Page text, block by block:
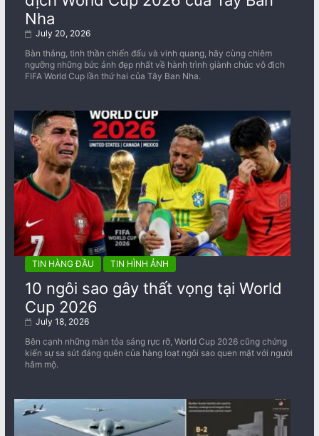
Nha
July 20, 2026
Bàn thắng, tinh thần chiến đấu và vinh quang, hãy cùng chiêm
ngưỡng những bức ảnh đẹp nhất về ​​hành trình giành chức vô địch
FIFA World Cup lần thứ hai của Tây Ban Nha.
TIN HÀNG ĐẦU TIN HÌNH ẢNH
10 ngôi sao gây thất vọng tại World
Cup 2026
July 18, 2026
Bên cạnh những màn tỏa sáng rực rỡ, World Cup 2026 cũng chứng
kiến sự sa sút đáng quên của hàng loạt ngôi sao quen mặt với người
hâm mộ.